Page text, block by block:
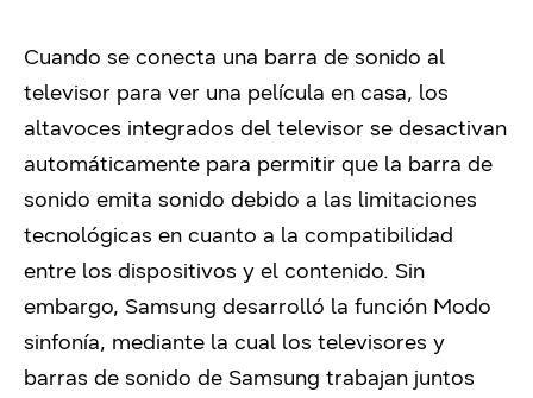
Cuando se conecta una barra de sonido al
televisor para ver una película en casa, los
altavoces integrados del televisor se desactivan
automáticamente para permitir que la barra de
sonido emita sonido debido a las limitaciones
tecnológicas en cuanto a la compatibilidad
entre los dispositivos y el contenido. Sin
embargo, Samsung desarrolló la función Modo
sinfonía, mediante la cual los televisores y
barras de sonido de Samsung trabajan juntos